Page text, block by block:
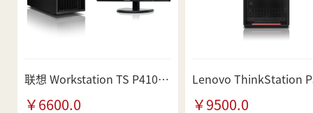
联想 Workstation TS P410 30B3000UCW 图形工作站
￥6600.0 ￥9500.0